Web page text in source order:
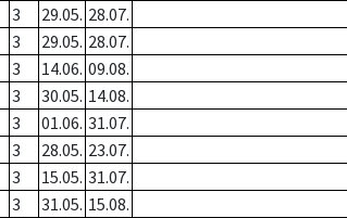
3 29.05. 28.07.
3 29.05. 28.07.
3 14.06. 09.08.
3 30.05. 14.08.
3 01.06. 31.07.
3 28.05. 23.07.
3 15.05. 31.07.
3 31.05. 15.08.